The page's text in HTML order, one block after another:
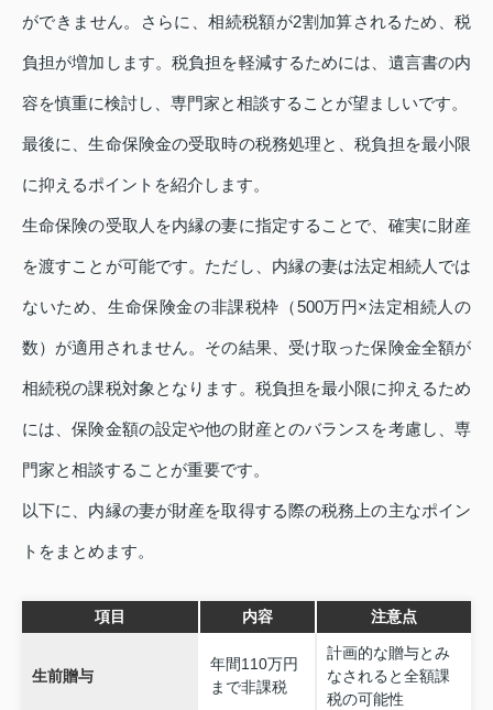
ができません。さらに、相続税額が2割加算されるため、税
負担が増加します。税負担を軽減するためには、遺言書の内
容を慎重に検討し、専門家と相談することが望ましいです。
最後に、生命保険金の受取時の税務処理と、税負担を最小限
に抑えるポイントを紹介します。
生命保険の受取人を内縁の妻に指定することで、確実に財産
を渡すことが可能です。ただし、内縁の妻は法定相続人では
ないため、生命保険金の非課税枠（500万円×法定相続人の
数）が適用されません。その結果、受け取った保険金全額が
相続税の課税対象となります。税負担を最小限に抑えるため
には、保険金額の設定や他の財産とのバランスを考慮し、専
門家と相談することが重要です。
以下に、内縁の妻が財産を取得する際の税務上の主なポイン
トをまとめます。
項目 内容 注意点
生前贈与
年間110万円
まで非課税
計画的な贈与とみ
なされると全額課
税の可能性